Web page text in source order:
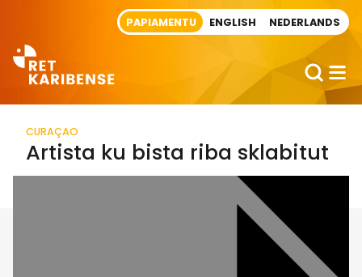
PAPIAMENTU ENGLISH NEDERLANDS
CURAÇAO
Artista ku bista riba sklabitut